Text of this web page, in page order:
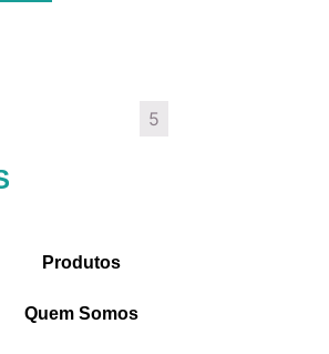
5
Produtos
Quem Somos